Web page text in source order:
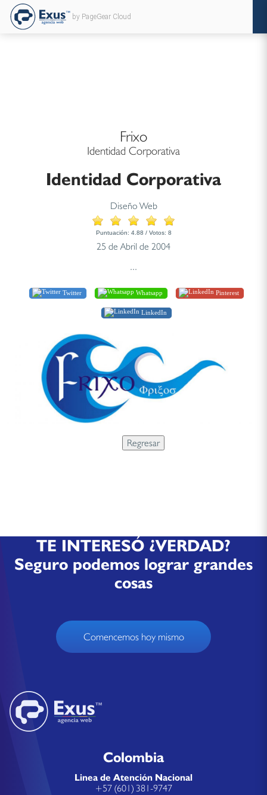
by PageGear Cloud
Frixo
Identidad Corporativa
Identidad Corporativa
Diseño Web
Puntuación: 4.88 / Votos: 8
25 de Abril de 2004
...
Twitter Whatsapp Pinterest
LinkedIn
TE INTERESÓ ¿VERDAD?
Seguro podemos lograr grandes
cosas
Comencemos hoy mismo
Colombia
Linea de Atención Nacional
+57 (601) 381-9747